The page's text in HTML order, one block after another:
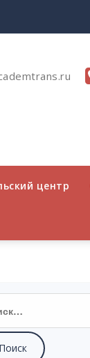
центр